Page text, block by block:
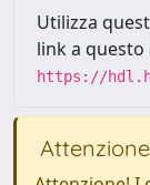
Utilizza
link a
https://
Attenzione